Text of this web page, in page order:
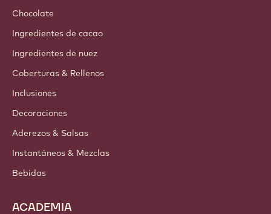
Chocolate
Ingredientes de cacao
Ingredientes de nuez
Coberturas & Rellenos
Inclusiones
Decoraciones
Aderezos & Salsas
Instantáneos & Mezclas
Bebidas
ACADEMIA